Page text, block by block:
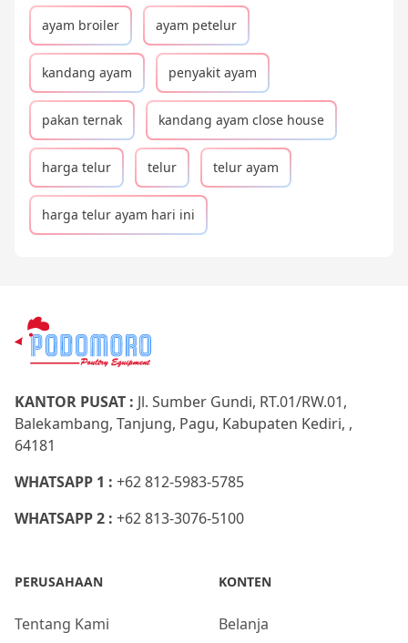
ayam broiler ayam petelur
kandang ayam penyakit ayam
pakan ternak kandang ayam close house
harga telur telur telur ayam
harga telur ayam hari ini
KANTOR PUSAT : Jl. Sumber Gundi, RT.01/RW.01,
Balekambang, Tanjung, Pagu, Kabupaten Kediri, ,
64181
WHATSAPP 1 : +62 812-5983-5785
WHATSAPP 2 : +62 813-3076-5100
PERUSAHAAN
Tentang Kami
KONTEN
Belanja